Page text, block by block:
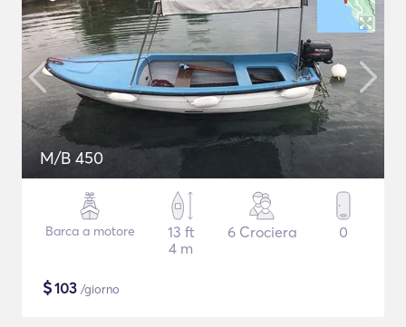
M/B 450
Barca a motore
13 ft
4 m
6 Crociera 0
$103 /giorno